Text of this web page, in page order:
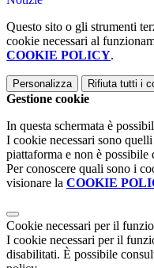
Questo sito o gli strumenti
cookie necessari al
COOKIE POLICY.
Personalizza Rifiuta tutti i
Gestione cookie
In questa schermata è
I cookie necessari sono
piattaforma e non è possibile
Per conoscere quali sono i
visionare la COOKIE
Cookie necessari per il
I cookie necessari per il
disabilitati. È possibile